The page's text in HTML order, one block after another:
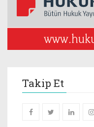
Takip Et